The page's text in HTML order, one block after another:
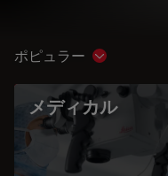
ポピュラー Show
メディカル